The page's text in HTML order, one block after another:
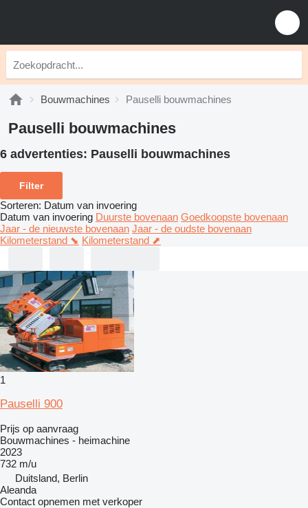
Bouwmachines Pauselli bouwmachines
Pauselli bouwmachines
6 advertenties: Pauselli bouwmachines
Filter
Sorteren: Datum van invoering
Datum van invoering Duurste bovenaan Goedkoopste bovenaan
Jaar - de nieuwste bovenaan Jaar - de oudste bovenaan
Kilometerstand ⬊ Kilometerstand ⬈
1
Pauselli 900
Prijs op aanvraag
Bouwmachines - heimachine
2023
732 m/u
Duitsland, Berlin
Aleanda
Contact opnemen met verkoper